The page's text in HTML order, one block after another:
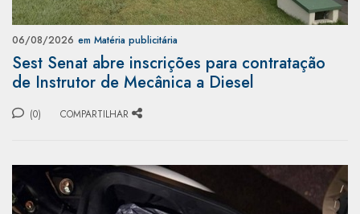
06/08/2026 em Matéria publicitária
Sest Senat abre inscrições para contratação
de Instrutor de Mecânica a Diesel
(0) COMPARTILHAR